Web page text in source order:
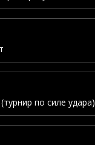
по силе удара)